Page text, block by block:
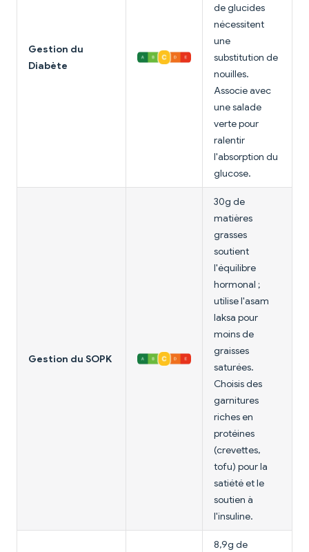
Gestion du
Diabète
de glucides
nécessitent
une
substitution de
nouilles.
Associe avec
une salade
verte pour
ralentir
l'absorption du
glucose.
Gestion du SOPK
30g de
matières
grasses
soutient
l'équilibre
hormonal ;
utilise l'asam
laksa pour
moins de
graisses
saturées.
Choisis des
garnitures
riches en
protéines
(crevettes,
tofu) pour la
satiété et le
soutien à
l'insuline.
8,9g de